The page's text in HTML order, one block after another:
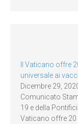
Il Vaticano offre
universale ai
Dicembre 29,
Comunicato
19 e della
Vaticano offre 20